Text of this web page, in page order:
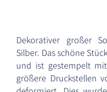
Dekorativer großer
Silber. Das schöne
und ist gestempelt
größere Druckstellen